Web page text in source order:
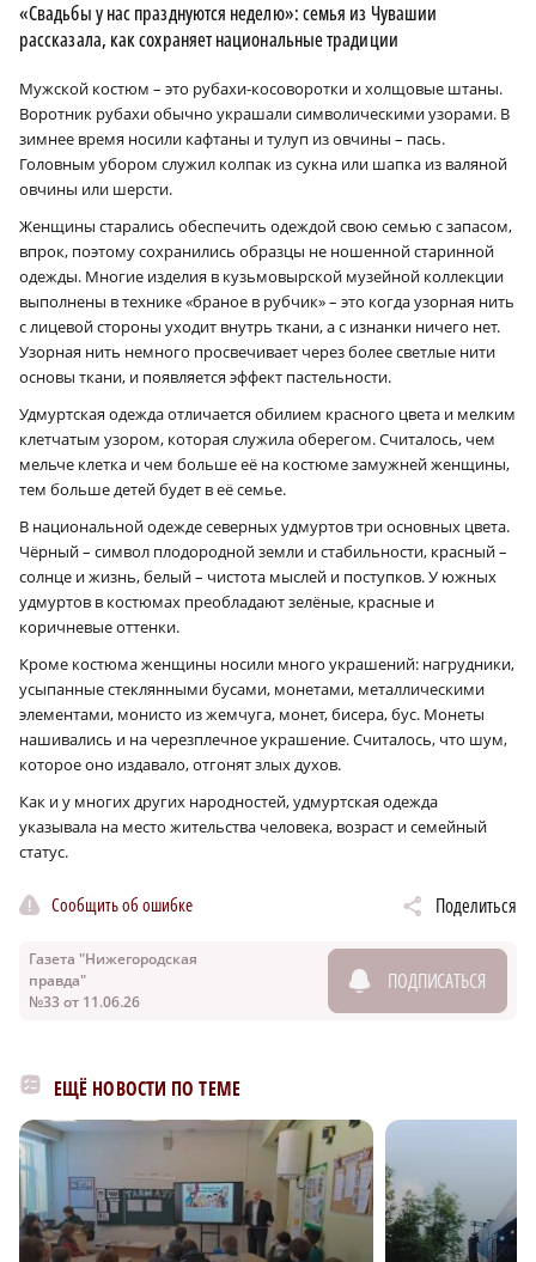
«Свадьбы у нас празднуются неделю»: семья из Чувашии
рассказала, как сохраняет национальные традиции
Мужской костюм – это рубахи-косоворотки и холщовые штаны.
Воротник рубахи обычно украшали символическими узорами. В
зимнее время носили кафтаны и тулуп из овчины – пась.
Головным убором служил колпак из сукна или шапка из валяной
овчины или шерсти.
Женщины старались обеспечить одеждой свою семью с запасом,
впрок, поэтому сохранились образцы не ношенной старинной
одежды. Многие изделия в кузьмовырской музейной коллекции
выполнены в технике «браное в рубчик» – это когда узорная нить
с лицевой стороны уходит внутрь ткани, а с изнанки ничего нет.
Узорная нить немного просвечивает через более светлые нити
основы ткани, и появляется эффект пастельности.
Удмуртская одежда отличается обилием красного цвета и мелким
клетчатым узором, которая служила оберегом. Считалось, чем
мельче клетка и чем больше её на костюме замужней женщины,
тем больше детей будет в её семье.
В национальной одежде северных удмуртов три основных цвета.
Чёрный – символ плодородной земли и стабильности, красный –
солнце и жизнь, белый – чистота мыслей и поступков. У южных
удмуртов в костюмах преобладают зелёные, красные и
коричневые оттенки.
Кроме костюма женщины носили много украшений: нагрудники,
усыпанные стеклянными бусами, монетами, металлическими
элементами, монисто из жемчуга, монет, бисера, бус. Монеты
нашивались и на черезплечное украшение. Считалось, что шум,
которое оно издавало, отгонят злых духов.
Как и у многих других народностей, удмуртская одежда
указывала на место жительства человека, возраст и семейный
статус.
Сообщить об ошибке Поделиться
Газета "Нижегородская
правда"
№33 от 11.06.26
ПОДПИСАТЬСЯ
ЕЩЁ НОВОСТИ ПО ТЕМЕ